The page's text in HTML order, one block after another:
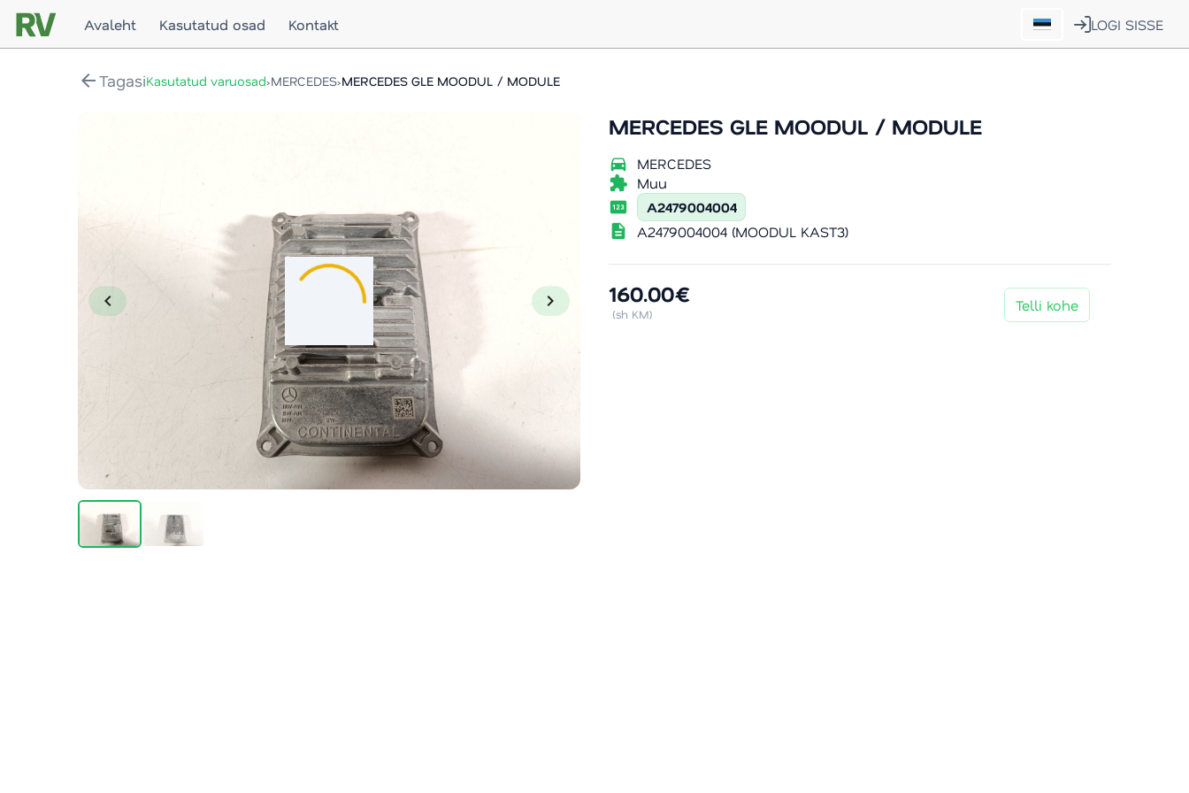
Avaleht Kasutatud osad Kontakt LOGI SISSE
arrow_backTagasiKasutatud varuosad›MERCEDES›MERCEDES GLE MOODUL / MODULE
chevron_left chevron_right
MERCEDES GLE MOODUL / MODULE
directions_car MERCEDES
extension Muu
pin A2479004004
description A2479004004 (MOODUL KAST3)
160.00€
(sh KM) Telli kohe